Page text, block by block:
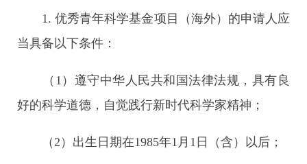
1. 优秀青年科学基金项目（海外）的申请人应
当具备以下条件：
（1）遵守中华人民共和国法律法规，具有良
好的科学道德，自觉践行新时代科学家精神；
（2）出生日期在1985年1月1日（含）以后；